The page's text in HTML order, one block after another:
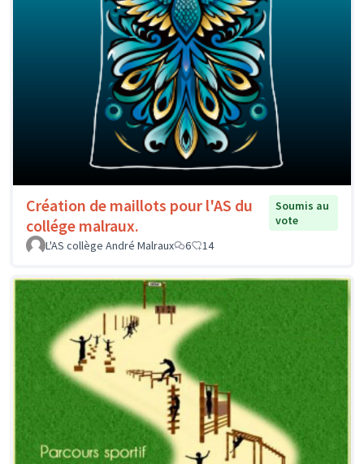
Création de maillots pour l'AS du
collége malraux.
Soumis au
vote
L'AS collège André Malraux
6 14